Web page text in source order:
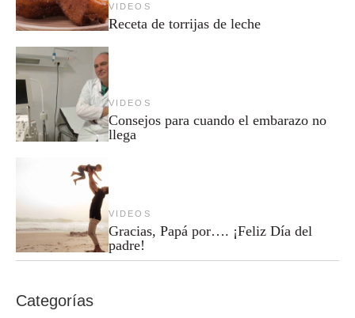
VIDEOS
Receta de torrijas de leche
VIDEOS
Consejos para cuando el embarazo no
llega
VIDEOS
Gracias, Papá por…. ¡Feliz Día del
padre!
Categorías